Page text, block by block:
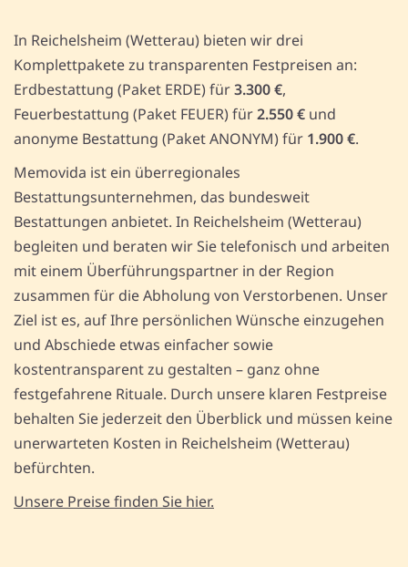
In Reichelsheim (Wetterau) bieten wir drei
Komplettpakete zu transparenten Festpreisen an:
Erdbestattung (Paket ERDE) für3.300 €,
Feuerbestattung (Paket FEUER) für2.550 € und
anonyme Bestattung (Paket ANONYM) für 1.900 €.
Memovida ist ein überregionales
Bestattungsunternehmen, das bundesweit
Bestattungen anbietet. In Reichelsheim (Wetterau)
begleiten und beraten wir Sie telefonisch und arbeiten
mit einem Überführungspartner in der Region
zusammen für die Abholung von Verstorbenen. Unser
Ziel ist es, auf Ihre persönlichen Wünsche einzugehen
und Abschiede etwas einfacher sowie
kostentransparent zu gestalten – ganz ohne
festgefahrene Rituale. Durch unsere klaren Festpreise
behalten Sie jederzeit den Überblick und müssen keine
unerwarteten Kosten in Reichelsheim (Wetterau)
befürchten.
Unsere Preise finden Sie hier.